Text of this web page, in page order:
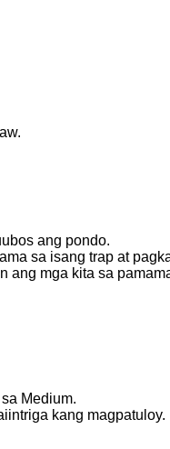
ang pondo.
sa isang trap at
mga kita sa
Medium.
kang magpatuloy.